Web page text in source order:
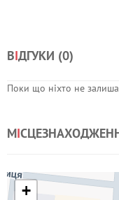
ВІДГУКИ (0)
Поки що ніхто не
МІ
+